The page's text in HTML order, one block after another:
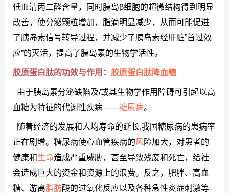
低血清丙二醛含量，同时胰岛β细胞的超微结构得到明显
改善，使分泌颗粒增加，脂滴明显减少，从而可能促进
了胰岛素信号转导过程，并减少了胰岛素经肝脏”首过效
应”的灭活，提高了胰岛素的生物学活性。
胶原蛋白肽的功效与作用： 胶原蛋白肽降血糖
由于胰岛素分泌缺陷及/或其生物学作用障碍可引起以高
血糖为特征的代谢性疾病——糖尿病。
随着经济的发展和人均寿命的延长,我国糖尿病的患病率
正在剧增。糖尿病使心血管疾病的风险加大，对患者的
健康和生命造成严重威胁，甚至导致残废和死亡，给社
会造成巨大的资金和资源上的浪费。反之，肥胖、高血
糖、游离脂肪酸的过氧化反应以及各种急性炎症刺激等